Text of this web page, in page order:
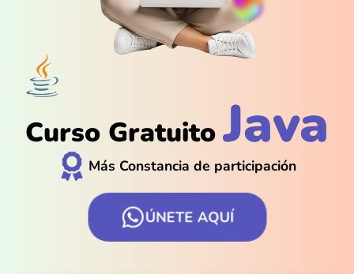
Curso GratuitoJava
Más Constancia de participación
ÚNETE AQUÍ